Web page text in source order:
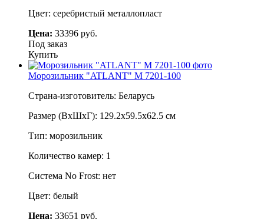
Цвет: серебристый металлопласт
Цена: 33396 руб.
Под заказ
Купить
Морозильник "ATLANT" М 7201-100
Страна-изготовитель: Беларусь
Размер (ВхШхГ): 129.2х59.5х62.5 см
Тип: морозильник
Количество камер: 1
Система No Frost: нет
Цвет: белый
Цена: 33651 руб.